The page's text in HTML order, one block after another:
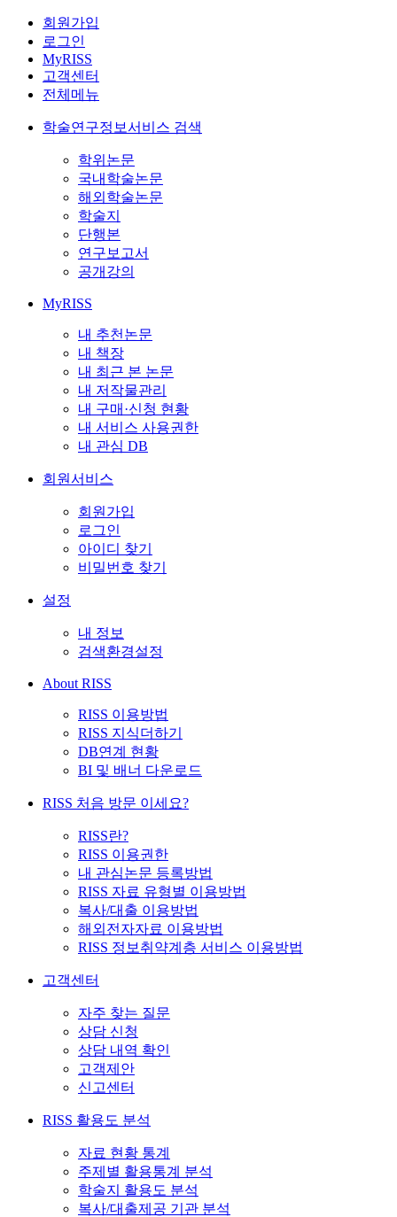
회원가입
로그인
MyRISS
고객센터
전체메뉴
학술연구정보서비스 검색
학위논문
국내학술논문
해외학술논문
학술지
단행본
연구보고서
공개강의
MyRISS
내 추천논문
내 책장
내 최근 본 논문
내 저작물관리
내 구매·신청 현황
내 서비스 사용권한
내 관심 DB
회원서비스
회원가입
로그인
아이디 찾기
비밀번호 찾기
설정
내 정보
검색환경설정
About RISS
RISS 이용방법
RISS 지식더하기
DB연계 현황
BI 및 배너 다운로드
RISS 처음 방문 이세요?
RISS란?
RISS 이용권한
내 관심논문 등록방법
RISS 자료 유형별 이용방법
복사/대출 이용방법
해외전자자료 이용방법
RISS 정보취약계층 서비스 이용방법
고객센터
자주 찾는 질문
상담 신청
상담 내역 확인
고객제안
신고센터
RISS 활용도 분석
자료 현황 통계
주제별 활용통계 분석
학술지 활용도 분석
복사/대출제공 기관 분석